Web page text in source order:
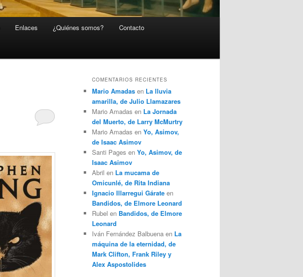
Enlaces ¿Quiénes somos? Contacto
COMENTARIOS RECIENTES
Mario Amadas en La lluvia
amarilla, de Julio Llamazares
Mario Amadas en La Jornada
del Muerto, de Larry McMurtry
Mario Amadas en Yo, Asimov,
de Isaac Asimov
Santi Pages en Yo, Asimov, de
Isaac Asimov
Abril en La mucama de
Omicunlé, de Rita Indiana
Ignacio Illarregui Gárate en
Bandidos, de Elmore Leonard
Rubel en Bandidos, de Elmore
Leonard
Iván Fernández Balbuena en La
máquina de la eternidad, de
Mark Clifton, Frank Riley y
Alex Aspostolides